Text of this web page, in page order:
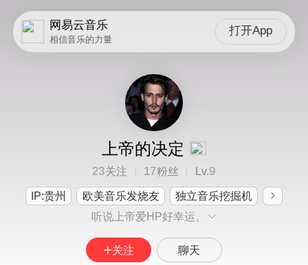
网易云音乐
相信音乐的力量
打开App
上帝的决定
23关注 17粉丝 Lv.9
IP:贵州 欧美音乐发烧友
独立音乐挖掘机
听说上帝爱HP好幸运。
关注 聊天